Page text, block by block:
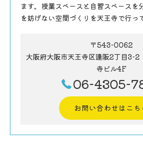
ます。授業スペースと自習スペースを
を妨げない空間づくりを天王寺で行っ
〒543-0062
大阪府大阪市天王寺区逢阪2丁目3-2
寺ビル4F
06-4305-
お問い合わせはこち